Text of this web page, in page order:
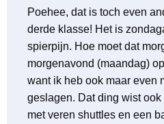
Poehee, dat is toch even
derde klasse! Het is
spierpijn. Hoe moet dat
morgenavond (maandag)
want ik heb ook maar even
geslagen. Dat ding wist
met veren shuttles en een